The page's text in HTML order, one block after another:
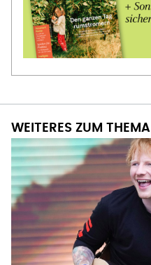
WEITERES ZUM THEMA